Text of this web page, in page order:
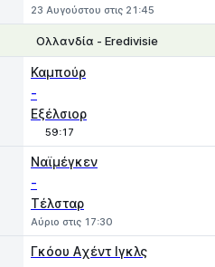
23 Αυγούστου στις 21:45
Ολλανδία - Eredivisie
Καμπούρ
-
Εξέλσιορ
59:17
Ναϊμέγκεν
-
Τέλσταρ
Αύριο στις 17:30
Γκόου Aχέντ Ιγκλς